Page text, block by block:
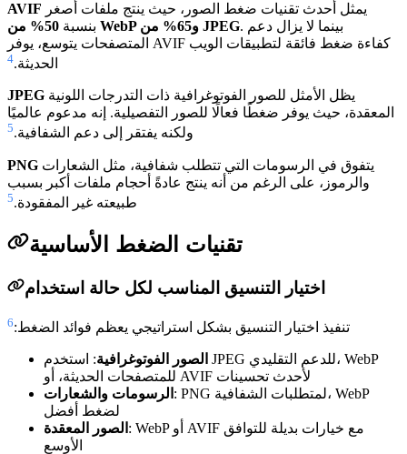
AVIF
بنسبة
50% من WebP و65% من JPEG. بينما لا يزال دعم
المتصفحات يتوسع، يوفر AVIF كفاءة ضغط فائقة لتطبيقات الويب
الحديثة.4
JPEG
المعقدة، حيث يوفر ضغطًا فعالًا للصور التفصيلية. إنه مدعوم عالميًا
ولكنه يفتقر إلى دعم الشفافية.5
PNG
والرموز، على الرغم من أنه ينتج عادةً أحجام ملفات أكبر بسبب
طبيعته غير المفقودة.5
تقنيات الضغط الأساسية
اختيار التنسيق المناسب لكل حالة استخدام
تنفيذ اختيار التنسيق بشكل استراتيجي يعظم فوائد الضغط:6
الصور الفوتوغرافية: استخدم JPEG للدعم التقليدي، WebP
للمتصفحات الحديثة، أو AVIF لأحدث تحسينات
الرسومات والشعارات : PNG لمتطلبات الشفافية، WebP
لضغط أفضل
الصور المعقدة : WebP أو AVIF مع خيارات بديلة للتوافق
الأوسع